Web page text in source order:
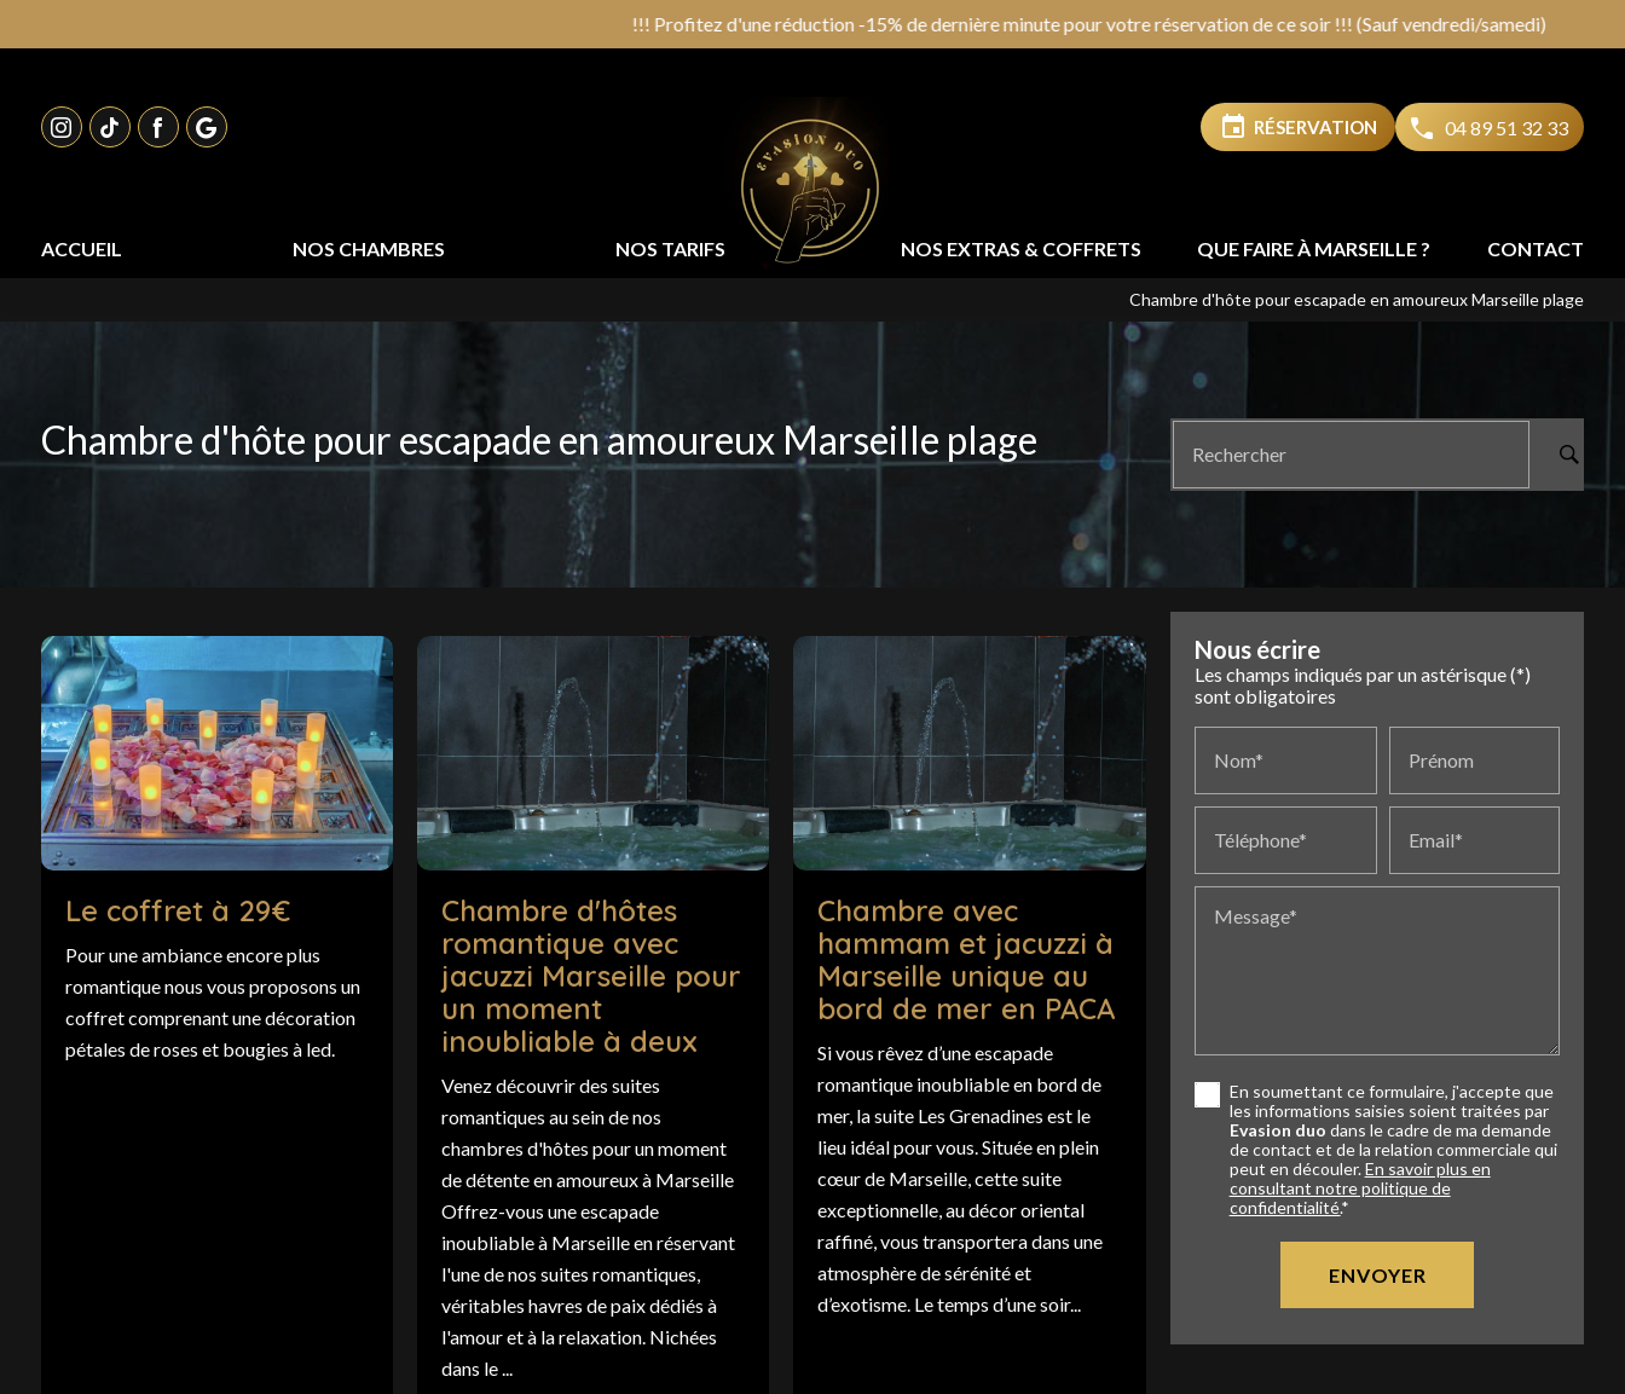
!!! Profitez d'une réduction -15% de dernière minute pour votre réservation de ce soir !!! (Sauf vendredi/samedi)
ACCUEIL NOS CHAMBRES NOS TARIFS
event RÉSERVATION 04 89 51 32 33
NOS EXTRAS & COFFRETS QUE FAIRE À MARSEILLE ? CONTACT
Chambre d'hôte pour escapade en amoureux Marseille plage
Chambre d'hôte pour escapade en amoureux Marseille plage Rechercher
Le coffret à 29€
Pour une ambiance encore plus
romantique nous vous proposons un
coffret comprenant une décoration
pétales de roses et bougies à led.
Chambre d'hôtes
romantique avec
jacuzzi Marseille pour
un moment
inoubliable à deux
Venez découvrir des suites
romantiques au sein de nos
chambres d'hôtes pour un moment
de détente en amoureux à Marseille
Offrez-vous une escapade
inoubliable à Marseille en réservant
l'une de nos suites romantiques,
véritables havres de paix dédiés à
l'amour et à la relaxation. Nichées
dans le ...
Chambre avec
hammam et jacuzzi à
Marseille unique au
bord de mer en PACA
Si vous rêvez d’une escapade
romantique inoubliable en bord de
mer, la suite Les Grenadines est le
lieu idéal pour vous. Située en plein
cœur de Marseille, cette suite
exceptionnelle, au décor oriental
raffiné, vous transportera dans une
atmosphère de sérénité et
d’exotisme. Le temps d’une soir...
Nous écrire
Les champs indiqués par un astérisque (*)
sont obligatoires
Nom* Prénom
Téléphone* Email*
Message*
En soumettant ce formulaire, j'accepte que
les informations saisies soient traitées par
Evasion duo dans le cadre de ma demande
de contact et de la relation commerciale qui
peut en découler.En savoir plus en
consultant notre politique de
confidentialité.*